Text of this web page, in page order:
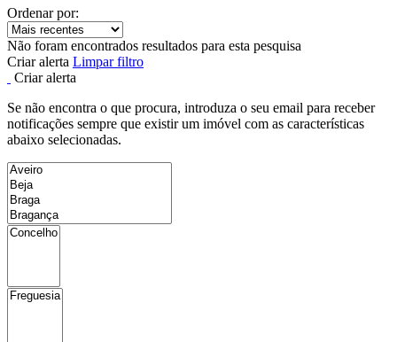
Ordenar por:
Não foram encontrados resultados para esta pesquisa
Criar alerta Limpar filtro
Criar alerta
Se não encontra o que procura, introduza o seu email para receber
notificações sempre que existir um imóvel com as características
abaixo selecionadas.